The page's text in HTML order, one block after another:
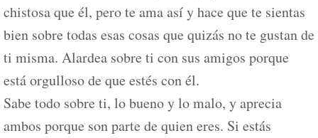
chistosa que él, pero te ama así y hace que te sientas
bien sobre todas esas cosas que quizás no te gustan de
ti misma. Alardea sobre ti con sus amigos porque
está orgulloso de que estés con él.
Sabe todo sobre ti, lo bueno y lo malo, y aprecia
ambos porque son parte de quien eres. Si estás